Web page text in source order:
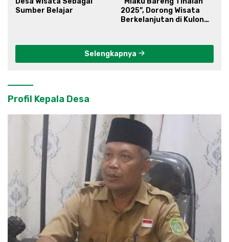
Sumber Belajar
2025”, Dorong Wisata
Berkelanjutan di Kulon
Selengkapnya
Profil Kepala Desa